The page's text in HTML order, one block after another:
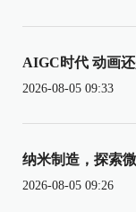
AIGC时代 动画
2026-08-05 09:33
纳米制造，探索
2026-08-05 09:26